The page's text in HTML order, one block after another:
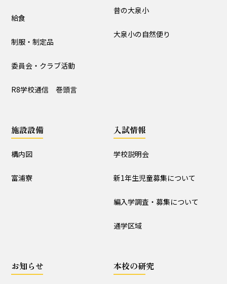
大泉小の自然便り
構内図 富浦寮
すべて 入試情報・セミナー情報など
給食
制服・制定品
委員会・クラブ活動
R8学校通信 巻頭言
昔の大泉小
大泉小の自然便り
施設設備
構内図
富浦寮
入試情報
学校説明会
新1年生児童募集について
編入学調査・募集について
通学区域
お知らせ 本校の研究